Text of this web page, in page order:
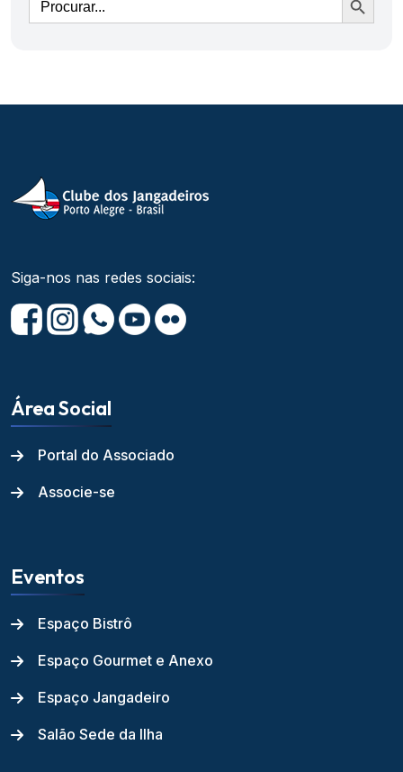
Siga-nos nas redes sociais:
Área Social
Portal do Associado
Associe-se
Eventos
Espaço Bistrô
Espaço Gourmet e Anexo
Espaço Jangadeiro
Salão Sede da Ilha